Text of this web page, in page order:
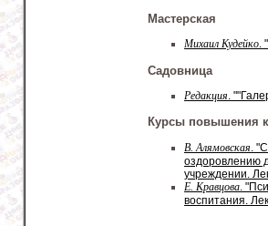
Мастерская
Михаил Кудейко.
Садовница
Редакция.
Курсы повышения
В. Алямовская .
оздоровлению
учреждении.
Е. Кравцова .
воспитания.